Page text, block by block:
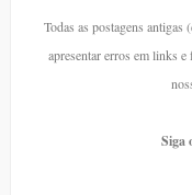
Todas as postagens
apresentar erros em links
Siga